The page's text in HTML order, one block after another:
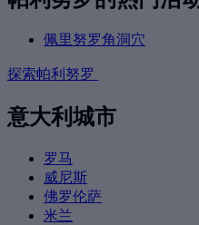
佩里努罗角洞穴
探索帕利努罗
意大利城市
罗马
威尼斯
佛罗伦萨
米兰